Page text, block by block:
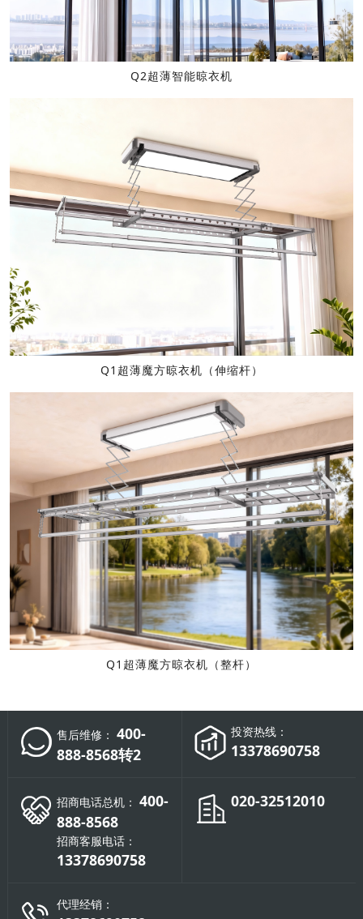
Q2超薄智能晾衣机
Q1超薄魔方晾衣机（伸缩杆）
Q1超薄魔方晾衣机（整杆）
售后维修： 400-
888-8568转2
投资热线：
13378690758
招商电话总机： 400-
888-8568
招商客服电话：
13378690758
020-32512010
代理经销：